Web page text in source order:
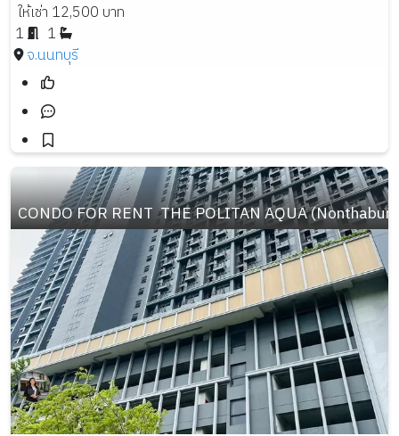
ให้เช่า 12,500 บาท
1
1
จ.นนทบุรี
CONDO FOR RENT  THE POLITAN AQUA (Nonthaburi)